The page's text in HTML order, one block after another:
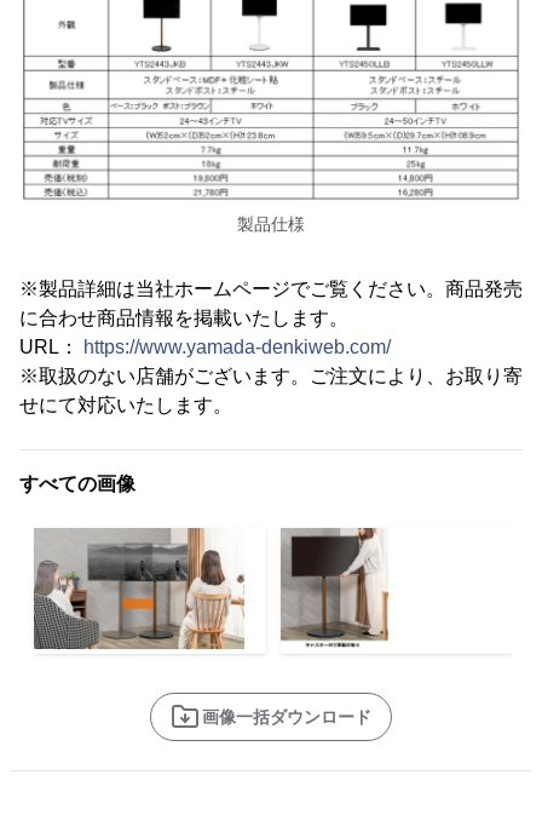
製品仕様
※製品詳細は当社ホームページでご覧ください。商品発売
に合わせ商品情報を掲載いたします。
URL：
https://www.yamada-denkiweb.com/
※取扱のない店舗がございます。ご注文により、お取り寄
せにて対応いたします。
すべての画像
画像一括ダウンロード